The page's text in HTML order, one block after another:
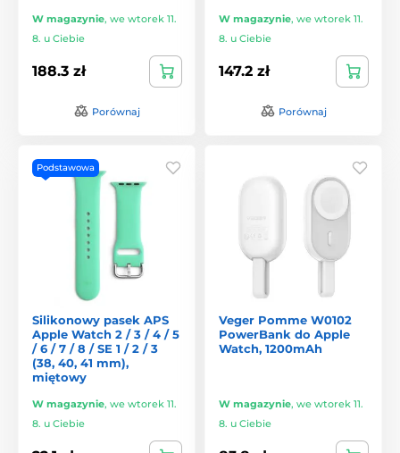
W magazynie, we wtorek 11.
8. u Ciebie
188.3 zł
Porównaj
W magazynie, we wtorek 11.
8. u Ciebie
147.2 zł
Porównaj
Podstawowa
Silikonowy pasek APS
Apple Watch 2 / 3 / 4 / 5
/ 6 / 7 / 8 / SE 1 / 2 / 3
(38, 40, 41 mm),
miętowy
W magazynie, we wtorek 11.
8. u Ciebie
Veger Pomme W0102
PowerBank do Apple
Watch, 1200mAh
W magazynie, we wtorek 11.
8. u Ciebie